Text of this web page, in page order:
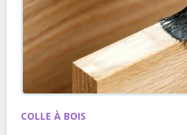
COLLE À BOIS